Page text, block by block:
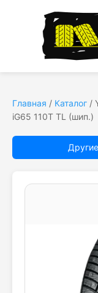
Главная / Каталог /
iG65 110T TL (шип.)